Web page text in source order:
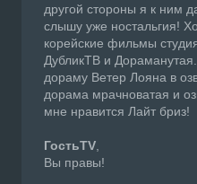
другой стороны я к ним
слышу уже ностальгия!
корейские фильмы
ДубликТВ и
дораму Ветер Лояна в
дорама мрачноватая и
мне нравится Лайт бриз!
ГостьTV
Вы правы!